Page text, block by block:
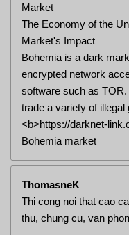
Market
The Economy of the
Market's Impact
Bohemia is a dark
encrypted network
software such as
trade a variety of
<b>https://darknet-
Bohemia market
ThomasneK
Thi cong noi that cao
thu, chung cu, van